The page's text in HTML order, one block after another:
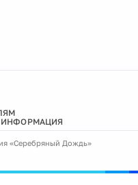
ИНФОРМАЦИЯ
«Серебряный Дождь»